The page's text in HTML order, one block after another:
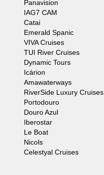
Panavision
IAG7 CAM
Catai
Emerald Spanic
VIVA Cruises
TUI River Cruises
Dynamic Tours
Icárion
Amawaterways
RiverSide Luxury Cruises
Portodouro
Douro Azul
Iberostar
Le Boat
Nicols
Celestyal Cruises